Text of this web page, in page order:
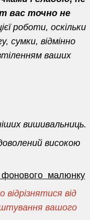
вас точно не
роботи, оскільки
сумки, відмінно
ваших
вишивальниць.
високою
фонового малюнку
від
вашого